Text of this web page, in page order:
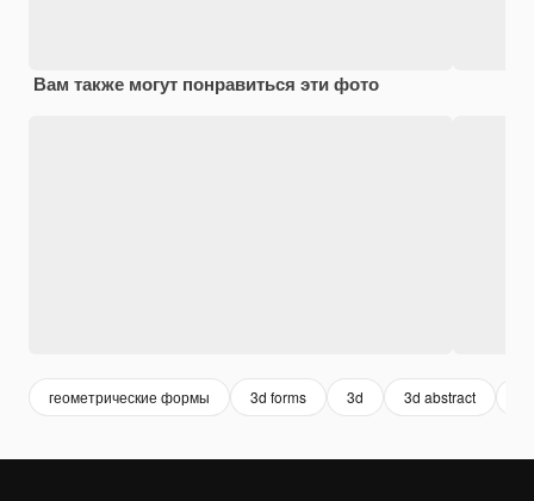
Вам также могут понравиться эти фото
геометрические формы 3d forms 3d 3d abstract